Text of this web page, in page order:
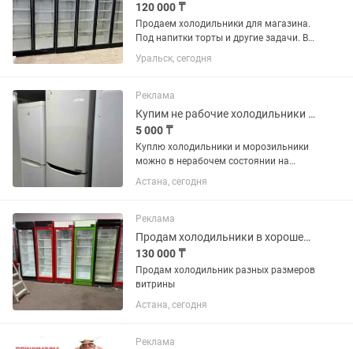
120 000 ₸
Продаем холодильники для магазина.
Под напитки торты и другие задачи. В
отличном состоянии. В заправке не
нуждаются. Полки полный комплект.
Температура хранения +4...
Уральск, сегодня
Реклама
Купим не рабочие холодильники и морозильники
5 000 ₸
Куплю холодильники и морозильники
можно в нерабочем состоянии на
запчасти
Астана, сегодня
Реклама
Продам холодильники в хорошем состоянии
130 000 ₸
Продам холодильник разных размеров
витрины
Астана, сегодня
Реклама